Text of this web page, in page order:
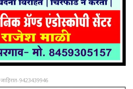
जाहिरात-9423439946